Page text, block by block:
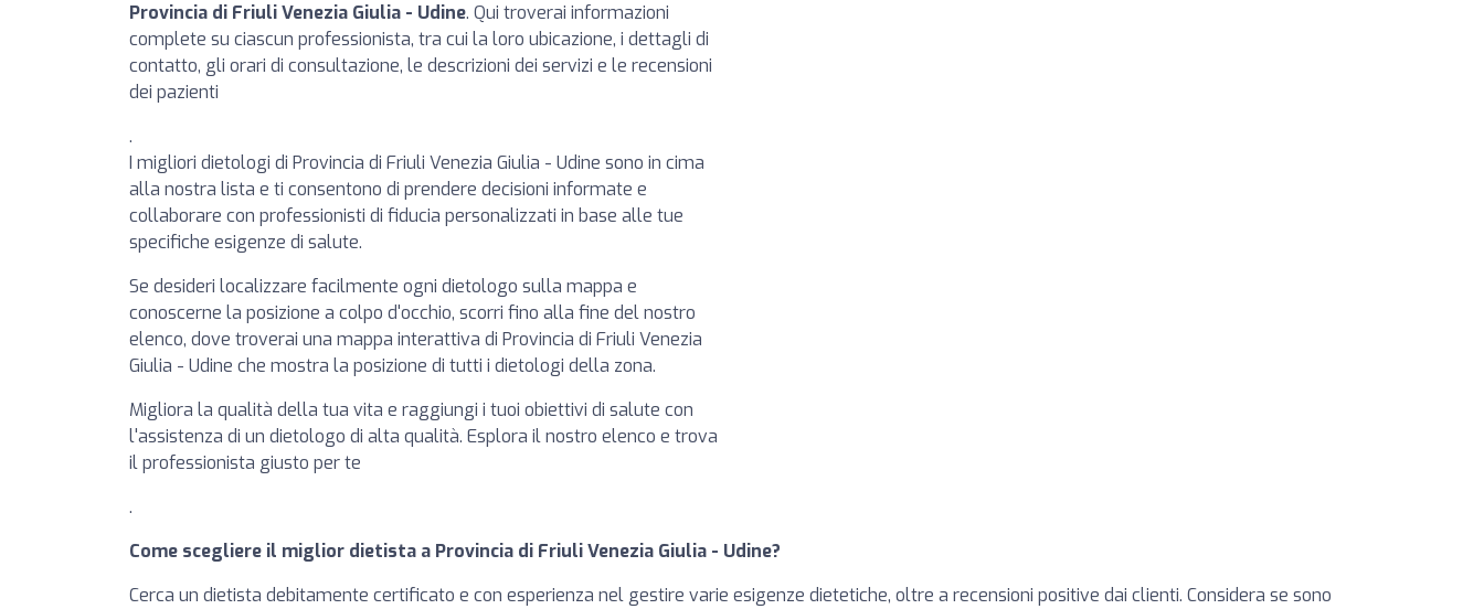
Provincia di Friuli Venezia Giulia - Udine. Qui troverai informazioni
complete su ciascun professionista, tra cui la loro ubicazione, i dettagli di
contatto, gli orari di consultazione, le descrizioni dei servizi e le recensioni
dei pazienti
.
I migliori dietologi di Provincia di Friuli Venezia Giulia - Udine sono in cima
alla nostra lista e ti consentono di prendere decisioni informate e
collaborare con professionisti di fiducia personalizzati in base alle tue
specifiche esigenze di salute.
Se desideri localizzare facilmente ogni dietologo sulla mappa e
conoscerne la posizione a colpo d'occhio, scorri fino alla fine del nostro
elenco, dove troverai una mappa interattiva di Provincia di Friuli Venezia
Giulia - Udine che mostra la posizione di tutti i dietologi della zona.
Migliora la qualità della tua vita e raggiungi i tuoi obiettivi di salute con
l'assistenza di un dietologo di alta qualità. Esplora il nostro elenco e trova
il professionista giusto per te
.
Come scegliere il miglior dietista a Provincia di Friuli Venezia Giulia - Udine?
Cerca un dietista debitamente certificato e con esperienza nel gestire varie esigenze dietetiche, oltre a recensioni positive dai clienti. Considera se sono